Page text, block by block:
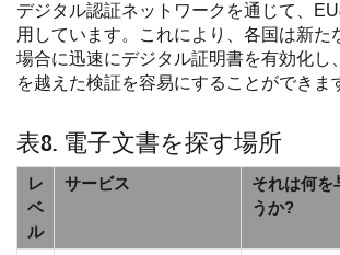
デジタル認証ネットワークを通じて、
用しています。これにより、各国は新た
場合に迅速にデジタル証明書を有効化し
を越えた検証を容易にすることができま
表8. 電子文書を探す場所
レ
ベ
ル
サービス
それは何を
うか?